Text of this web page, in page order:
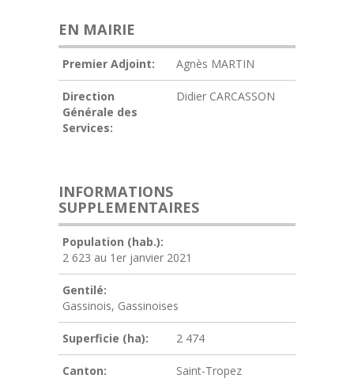
EN MAIRIE
Premier Adjoint: Agnès MARTIN
Direction
Générale des
Services:
Didier CARCASSON
INFORMATIONS
SUPPLEMENTAIRES
Population (hab.):
2 623 au 1er janvier 2021
Gentilé:
Gassinois, Gassinoises
Superficie (ha): 2 474
Canton: Saint-Tropez